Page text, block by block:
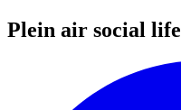
Plein air social life